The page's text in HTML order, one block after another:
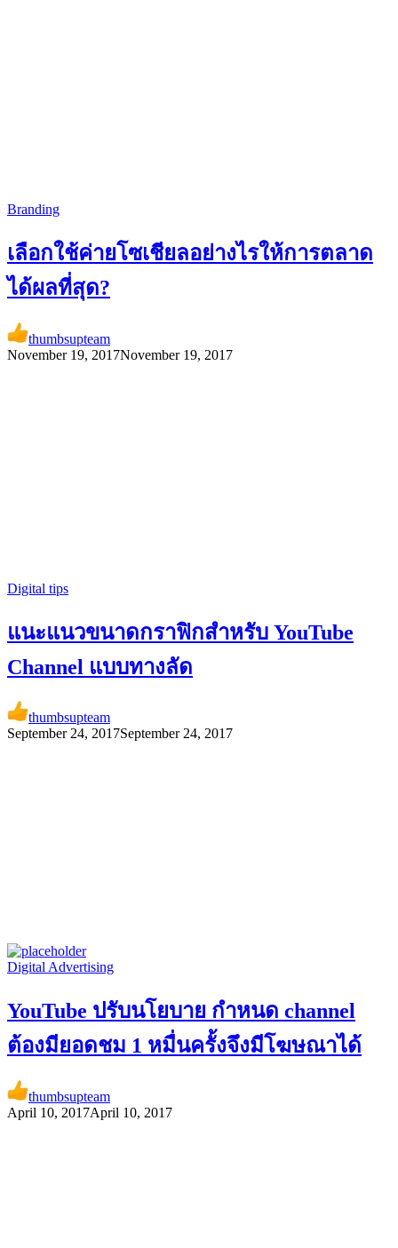
Branding
เลือกใช้ค่ายโซเชียลอย่างไรให้การตลาด
ได้ผลที่สุด?
thumbsupteam
November 19, 2017November 19, 2017
Digital tips
แนะแนวขนาดกราฟิกสำหรับ YouTube
Channel แบบทางลัด
thumbsupteam
September 24, 2017September 24, 2017
Digital Advertising
YouTube ปรับนโยบาย กำหนด channel
ต้องมียอดชม 1 หมื่นครั้งจึงมีโฆษณาได้
thumbsupteam
April 10, 2017April 10, 2017